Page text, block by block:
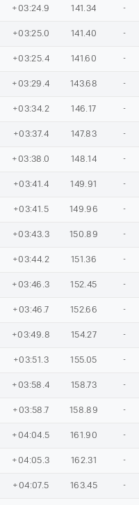
+03:24.9 141.34 -
+03:25.0 141.40 -
+03:25.4 141.60 -
+03:29.4 143.68 -
+03:34.2 146.17 -
+03:37.4 147.83 -
+03:38.0 148.14 -
+03:41.4 149.91 -
+03:41.5 149.96 -
+03:43.3 150.89 -
+03:44.2 151.36 -
+03:46.3 152.45 -
+03:46.7 152.66 -
+03:49.8 154.27 -
+03:51.3 155.05 -
+03:58.4 158.73 -
+03:58.7 158.89 -
+04:04.5 161.90 -
+04:05.3 162.31 -
+04:07.5 163.45 -